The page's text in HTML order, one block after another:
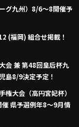
グ九州）8/6～8開催予
(福岡) 組合せ掲載！
会 兼 第48回皇后杯九
島8/9決定予定！
大会（高円宮妃杯）
県予選例年8～9月情